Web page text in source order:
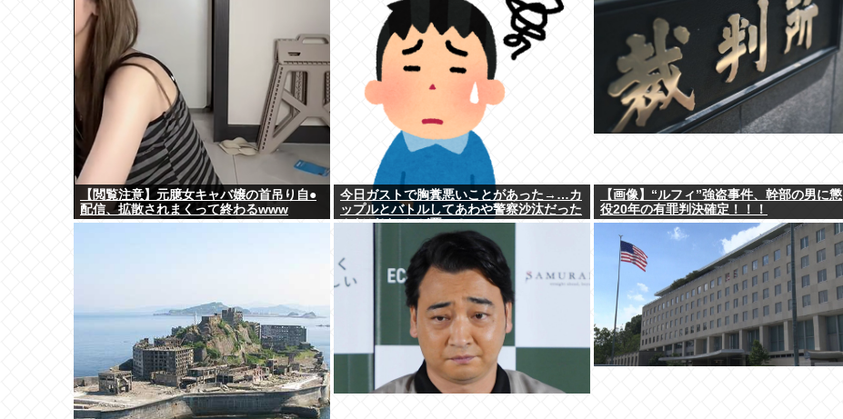
【閲覧注意】元臆女キャバ嬢の首吊り自●
配信、拡散されまくって終わるwww
今日ガストで胸糞悪いことがあった→…カ
ップルとバトルしてあわや警察沙汰だった
んだがどっちが悪い？
【画像】“ルフィ”強盗事件、幹部の男に懲
役20年の有罪判決確定！！！